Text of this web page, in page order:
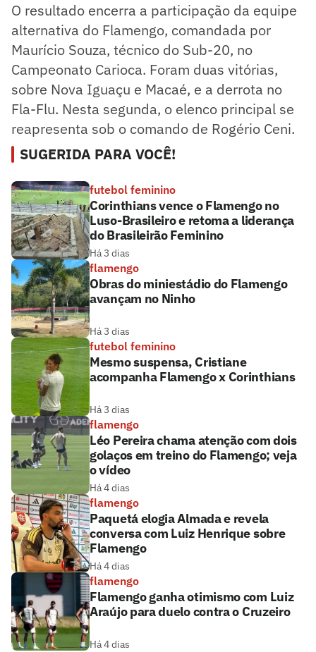
O resultado encerra a participação da equipe
alternativa do Flamengo, comandada por
Maurício Souza, técnico do Sub-20, no
Campeonato Carioca. Foram duas vitórias,
sobre Nova Iguaçu e Macaé, e a derrota no
Fla-Flu. Nesta segunda, o elenco principal se
reapresenta sob o comando de Rogério Ceni.
SUGERIDA PARA VOCÊ!
futebol feminino
Corinthians vence o Flamengo no
Luso-Brasileiro e retoma a liderança
do Brasileirão Feminino
Há 3 dias
flamengo
Obras do miniestádio do Flamengo
avançam no Ninho
Há 3 dias
futebol feminino
Mesmo suspensa, Cristiane
acompanha Flamengo x Corinthians
Há 3 dias
flamengo
Léo Pereira chama atenção com dois
golaços em treino do Flamengo; veja
o vídeo
Há 4 dias
flamengo
Paquetá elogia Almada e revela
conversa com Luiz Henrique sobre
Flamengo
Há 4 dias
flamengo
Flamengo ganha otimismo com Luiz
Araújo para duelo contra o Cruzeiro
Há 4 dias